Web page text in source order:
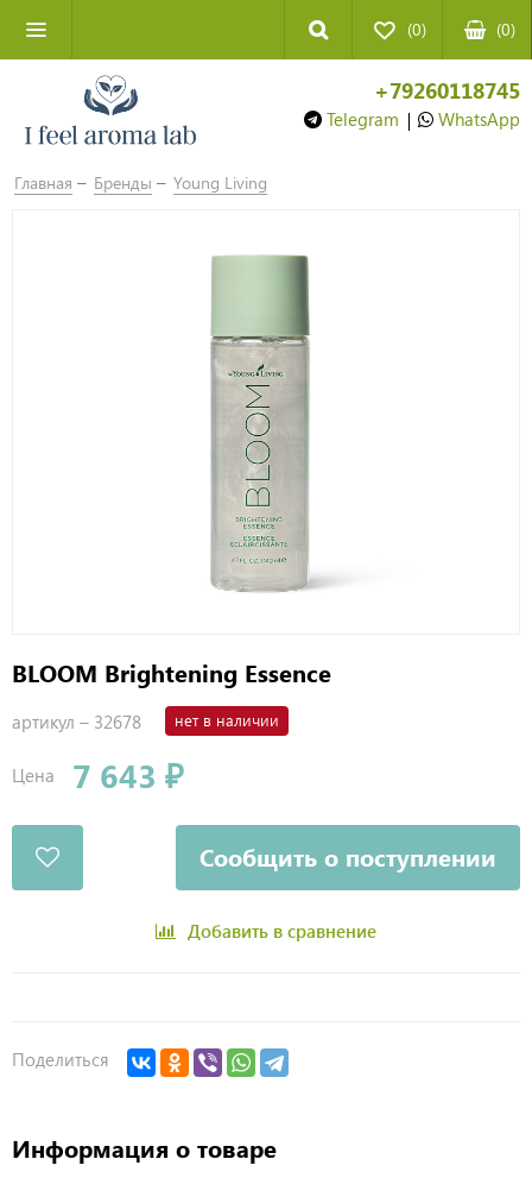
(0) (0)
+79260118745
Telegram | WhatsApp
Главная Бренды Young Living
BLOOM Brightening Essence
артикул – 32678 нет в наличии
Цена 7 643 ₽
Сообщить о поступлении
Добавить в сравнение
Поделиться
Информация о товаре